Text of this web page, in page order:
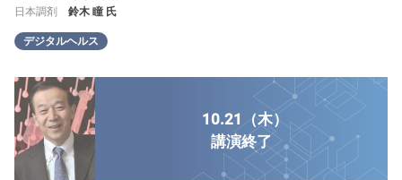
日本調剤 鈴木 瞳 氏
デジタルヘルス
10.21（木）
講演終了